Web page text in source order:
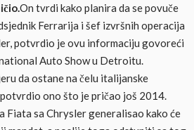
On tvrdi kako planira da se povuče
Ferrarija i šef izvršnih operacija
potvrdio je ovu informaciju govoreći
Auto Show u Detroitu.
da ostane na čelu italijanske
ono što je pričao još 2014.
Fiata sa Chrysler generalisao kako će